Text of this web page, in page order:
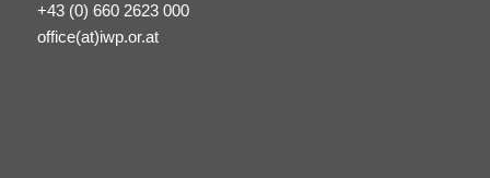
+43 (0) 660 2623 000
office(at)iwp.or.at